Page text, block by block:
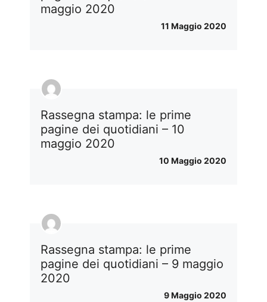
maggio 2020
11 Maggio 2020
Rassegna stampa: le prime
pagine dei quotidiani – 10
maggio 2020
10 Maggio 2020
Rassegna stampa: le prime
pagine dei quotidiani – 9 maggio
2020
9 Maggio 2020